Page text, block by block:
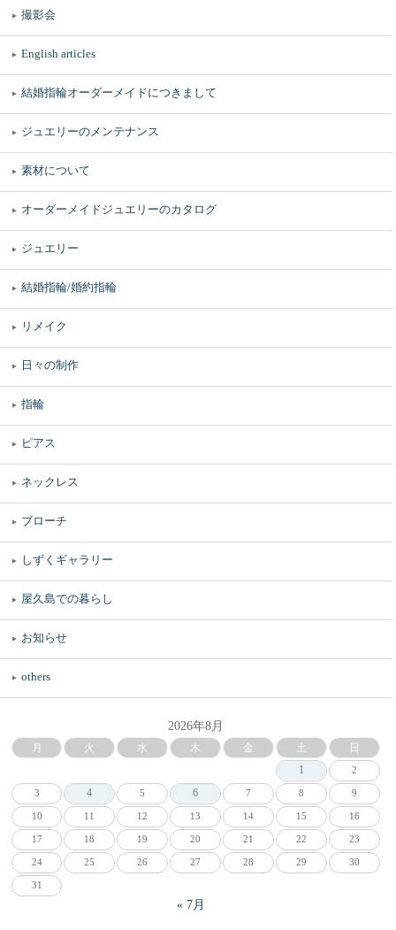
撮影会
English articles
結婚指輪オーダーメイドにつきまして
ジュエリーのメンテナンス
素材について
オーダーメイドジュエリーのカタログ
ジュエリー
結婚指輪/婚約指輪
リメイク
日々の制作
指輪
ピアス
ネックレス
ブローチ
しずくギャラリー
屋久島での暮らし
お知らせ
others
2026年8月
月 火 水 木 金 土
日
1
2
3 4 5 6 7 8 9
10 11 12 13 14 15 16
17 18 19 20 21 22 23
24 25 26 27 28 29 30
31
« 7月